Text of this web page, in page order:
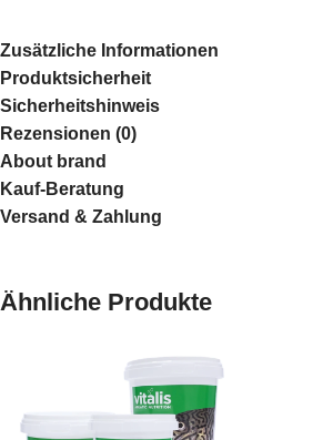
Zusätzliche Informationen
Produktsicherheit
Sicherheitshinweis
Rezensionen (0)
About brand
Kauf-Beratung
Versand & Zahlung
Ähnliche Produkte